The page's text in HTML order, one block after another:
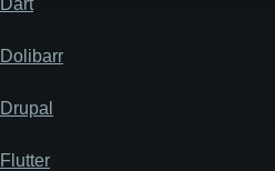
Dolibarr
Drupal
Flutter